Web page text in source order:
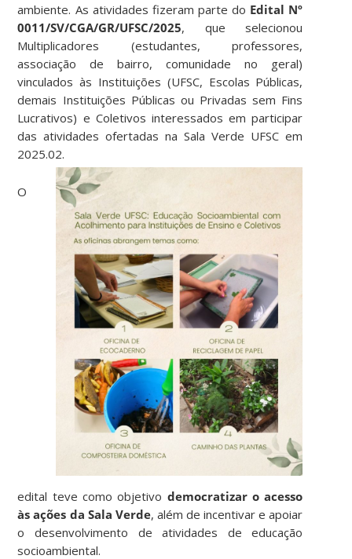
ambiente. As atividades fizeram parte do Edital Nº
0011/SV/CGA/GR/UFSC/2025, que selecionou
Multiplicadores (estudantes, professores,
associação de bairro, comunidade no geral)
vinculados às Instituições (UFSC, Escolas Públicas,
demais Instituições Públicas ou Privadas sem Fins
Lucrativos) e Coletivos interessados em participar
das atividades ofertadas na Sala Verde UFSC em
2025.02.
O
edital teve como objetivo democratizar o acesso
às ações da Sala Verde, além de incentivar e apoiar
o desenvolvimento de atividades de educação
socioambiental.